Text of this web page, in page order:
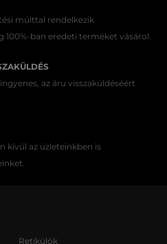
múlttal rendelkezik
ban eredeti terméket vásárol.
az áru visszaküldéséért
kívül az üzleteinkben is
Retikülök